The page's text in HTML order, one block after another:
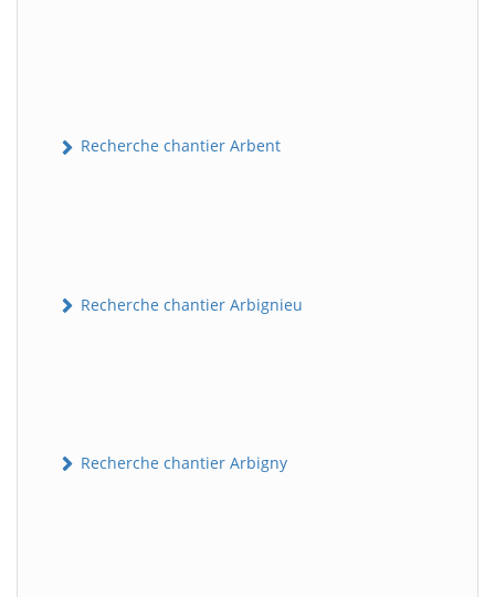
Recherche chantier Arbent
Recherche chantier Arbignieu
Recherche chantier Arbigny